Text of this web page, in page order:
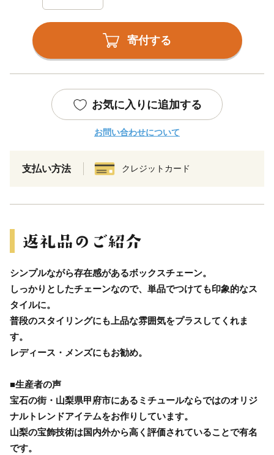
寄付する
お気に入りに追加する
お問い合わせについて
支払い方法 クレジットカード
シンプルながら存在感があるボックスチェーン。
しっかりとしたチェーンなので、単品でつけても印象的なス
タイルに。
普段のスタイリングにも上品な雰囲気をプラスしてくれま
す。
レディース・メンズにもお勧め。
■生産者の声
宝石の街・山梨県甲府市にあるミチュールならではのオリジ
ナルトレンドアイテムをお作りしています。
山梨の宝飾技術は国内外から高く評価されていることで有名
です。